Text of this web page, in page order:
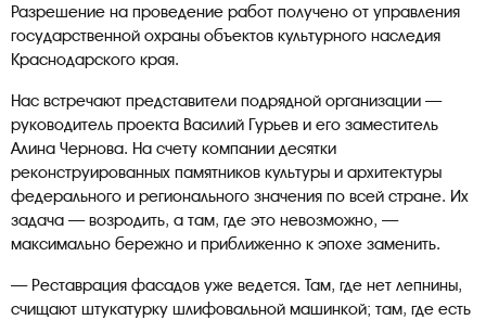
Разрешение на проведение работ получено от управления
государственной охраны объектов культурного наследия
Краснодарского края.
Нас встречают представители подрядной организации —
руководитель проекта Василий Гурьев и его заместитель
Алина Чернова. На счету компании десятки
реконструированных памятников культуры и архитектуры
федерального и регионального значения по всей стране. Их
задача — возродить, а там, где это невозможно, —
максимально бережно и приближенно к эпохе заменить.
— Реставрация фасадов уже ведется. Там, где нет лепнины,
счищают штукатурку шлифовальной машинкой; там, где есть